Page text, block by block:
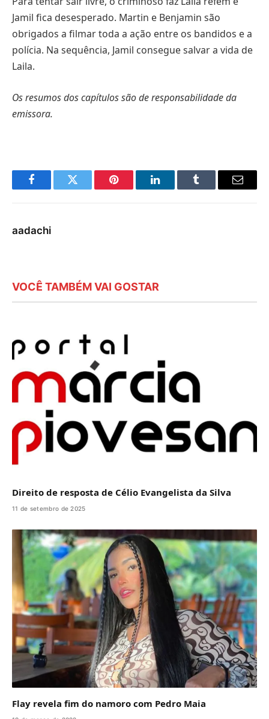
Jamil fica desesperado. Martin e Benjamin são
obrigados a filmar toda a ação entre os bandidos e a
polícia. Na sequência, Jamil consegue salvar a vida de
Laila.
Os resumos dos capítulos são de responsabilidade da
emissora.
FacebookTwitter Pinterest LinkedInTumblr
E-
aadachi
VOCÊ TAMBÉM VAI GOSTAR
Direito de resposta de Célio Evangelista da Silva
11 de setembro de 2025
Flay revela fim do namoro com Pedro Maia